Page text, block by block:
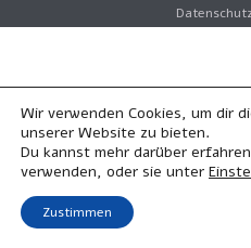
Wir verwenden Cookies, um dir
unserer Website zu bieten.
Du kannst mehr darüber
verwenden, oder sie unter
Zustimmen